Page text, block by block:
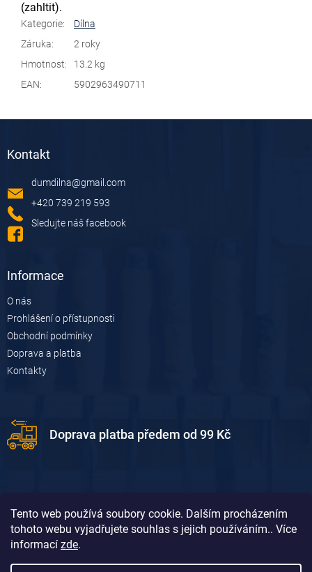
Tento web používá soubory cookie. Dalším procházením
tohoto webu vyjadřujete souhlas s jejich používáním.. Více
informací zde.
(zahltit).
Kategorie:
Dílna
Záruka:
2 roky
Hmotnost:
13.2 kg
EAN: 5902963490711
Kontakt
dumdilna@gmail.com
+420 739 219 593
Sledujte náš facebook
Informace
O nás
Prohlášení o přístupnosti
Obchodní podmínky
Doprava a platba
Kontakty
Doprava platba předem od 99 Kč
Doprava platba dobírkou od 119 Kč